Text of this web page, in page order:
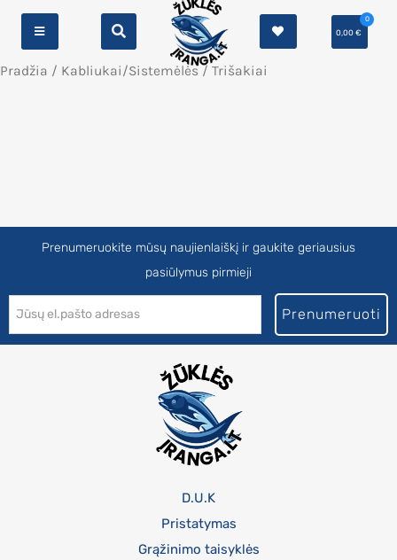
0,00€
0
Pradžia / Kabliukai/Sistemėlės / Trišakiai
Prenumeruokite mūsų naujienlaiškį ir gaukite geriausius
pasiūlymus pirmieji
Prenumeruoti
D.U.K
Pristatymas
Grąžinimo taisyklės